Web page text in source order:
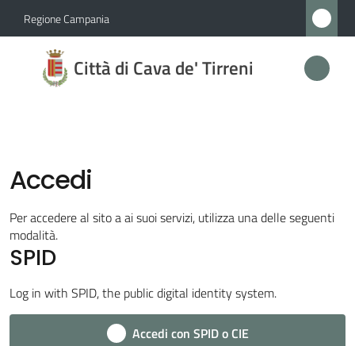
Vai al contenuto
Vai alla navigazione
Vai al footer
Regione Campania
Città di Cava de' Tirreni
Città
di
Amministrazione
Novità
Servizi
Accedi
Per accedere al sito a ai suoi servizi, utilizza una delle seguenti
modalità.
SPID
Log in with SPID, the public digital identity system.
Accedi con SPID o CIE